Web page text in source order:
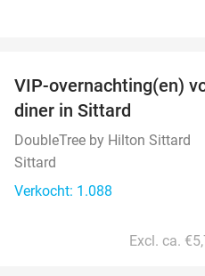
VIP-overnachting(en)
diner in Sittard
DoubleTree by Hilton Sittard
Sittard
Verkocht: 1.088
Excl. ca.